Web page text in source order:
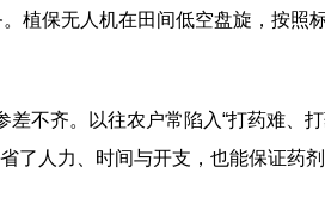
植保无人机在田间低空盘旋，按
不齐。以往农户常陷入“打药难、
人力、时间与开支，也能保证药